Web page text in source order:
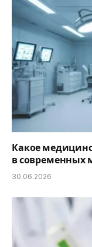
Какое
в современных
30.06.2026